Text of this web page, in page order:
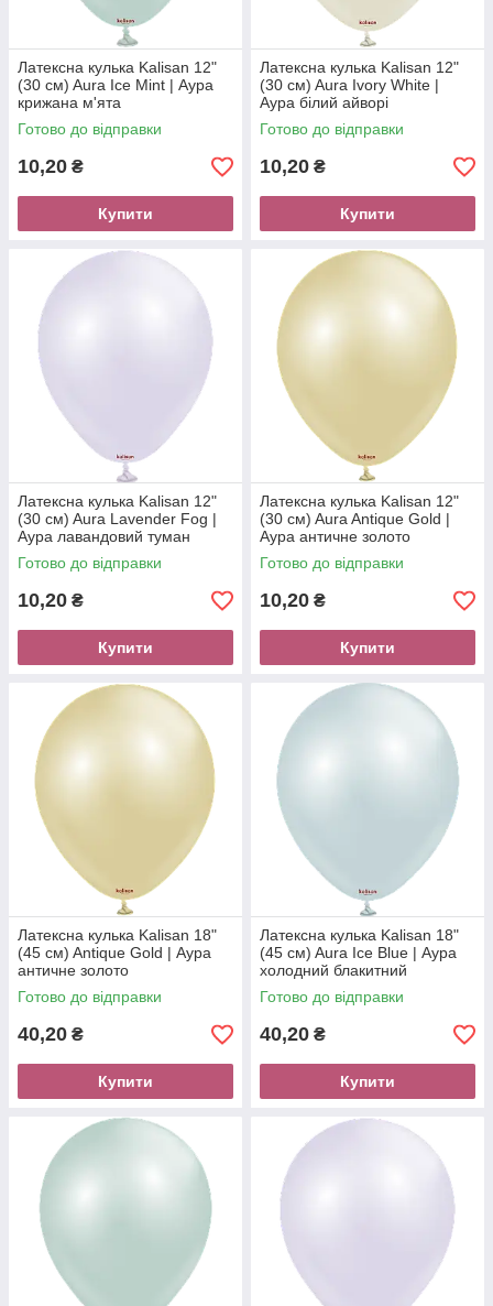
Латексна кулька Kalisan 12"
(30 см) Aura Ice Mint | Аура
крижана м'ята
Готово до відправки
10,20 ₴
Купити
Латексна кулька Kalisan 12"
(30 см) Aura Ivory White |
Аура білий айворі
Готово до відправки
10,20 ₴
Купити
Латексна кулька Kalisan 12"
(30 см) Aura Lavender Fog |
Аура лавандовий туман
Готово до відправки
10,20 ₴
Купити
Латексна кулька Kalisan 12"
(30 см) Aura Antique Gold |
Аура античне золото
Готово до відправки
10,20 ₴
Купити
Латексна кулька Kalisan 18"
(45 см) Antique Gold | Аура
античне золото
Готово до відправки
40,20 ₴
Купити
Латексна кулька Kalisan 18"
(45 см) Aura Ice Blue | Аура
холодний блакитний
Готово до відправки
40,20 ₴
Купити